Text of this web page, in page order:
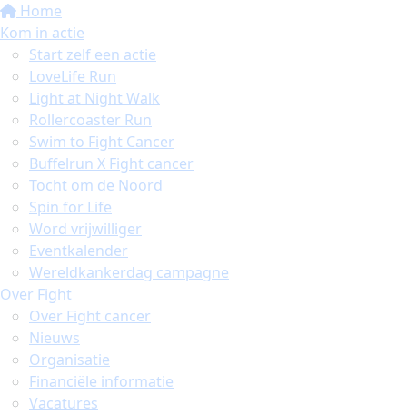
Home
Kom in actie
Start zelf een actie
LoveLife Run
Light at Night Walk
Rollercoaster Run
Swim to Fight Cancer
Buffelrun X Fight cancer
Tocht om de Noord
Spin for Life
Word vrijwilliger
Eventkalender
Wereldkankerdag campagne
Over Fight
Over Fight cancer
Nieuws
Organisatie
Financiële informatie
Vacatures